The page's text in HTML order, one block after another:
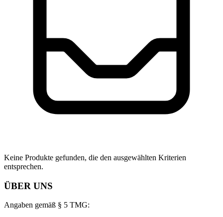
Keine Produkte gefunden, die den ausgewählten Kriterien
entsprechen.
ÜBER UNS
Angaben gemäß § 5 TMG: